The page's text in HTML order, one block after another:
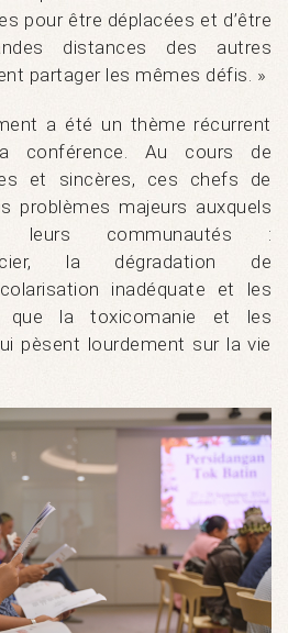
pour être déplacées et d’être
distances des autres
partager les mêmes défis. »
a été un thème récurrent
Au cours de
et sincères, ces chefs de
problèmes majeurs auxquels
leurs communautés :
la dégradation de
inadéquate et les
que la toxicomanie et les
pèsent lourdement sur la vie